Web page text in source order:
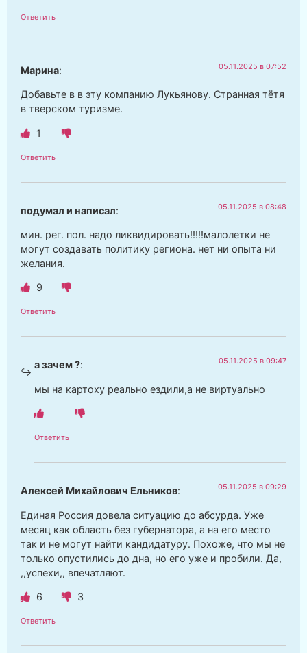
Ответить
Марина: 05.11.2025 в 07:52
Добавьте в в эту компанию Лукьянову. Странная тётя
в тверском туризме.
1
Ответить
подумал и написал: 05.11.2025 в 08:48
мин. рег. пол. надо ликвидировать!!!!!малолетки не
могут создавать политику региона. нет ни опыта ни
желания.
9
Ответить
а зачем ?: 05.11.2025 в 09:47
мы на картоху реально ездили,а не виртуально
Ответить
Алексей Михайлович Ельников: 05.11.2025 в 09:29
Единая Россия довела ситуацию до абсурда. Уже
месяц как область без губернатора, а на его место
так и не могут найти кандидатуру. Похоже, что мы не
только опустились до дна, но его уже и пробили. Да,
,,успехи,, впечатляют.
6 3
Ответить